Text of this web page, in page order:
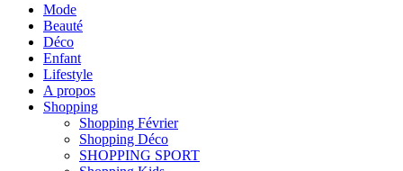
Mode
Beauté
Déco
Enfant
Lifestyle
A propos
Shopping
Shopping Février
Shopping Déco
SHOPPING SPORT